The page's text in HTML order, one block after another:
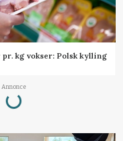
kg vokser: Polsk kylling
Annonce